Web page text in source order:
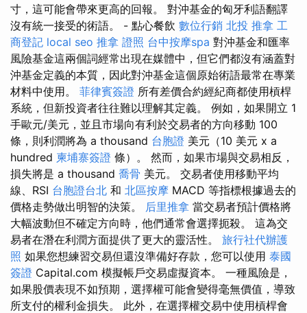
寸，這可能會帶來更高的回報。 對沖基金的匈牙利語翻譯
沒有統一接受的術語。 - 點心餐飲 數位行銷 北投 推拿 工
商登記 local seo 推拿 證照 台中按摩spa 對沖基金和匯率
風險基金這兩個詞經常出現在媒體中，但它們都沒有涵蓋對
沖基金定義的本質，因此對沖基金這個原始術語最常在專業
材料中使用。 菲律賓簽證 所有差價合約經紀商都使用槓桿
系統，但新投資者往往難以理解其定義。 例如，如果開立 1
手歐元/美元，並且市場向有利於交易者的方向移動 100
條，則利潤將為 a thousand 台胞證 美元（10 美元 x a
hundred 柬埔寨簽證 條）。 然而，如果市場與交易相反，
損失將是 a thousand 喬骨 美元。 交易者使用移動平均
線、RSI 台胞證台北 和 北區按摩 MACD 等指標根據過去的
價格走勢做出明智的決策。 后里推拿 當交易者預計價格將
大幅波動但不確定方向時，他們通常會選擇扼殺。 這為交
易者在潛在利潤方面提供了更大的靈活性。 旅行社代辦護
照 如果您想練習交易但還沒準備好存款，您可以使用 泰國
簽證 Capital.com 模擬帳戶交易虛擬資本。 一種風險是，
如果股價表現不如預期，選擇權可能會變得毫無價值，導致
所支付的權利金損失。 此外，在選擇權交易中使用槓桿會